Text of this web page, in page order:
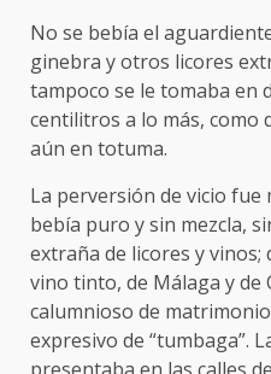
No se bebía el
ginebra y otros licores
tampoco se le tomaba en
centilitros a lo más, como
aún en totuma.
La perversión de vicio fue
bebía puro y sin mezcla,
extraña de licores y
vino tinto, de Málaga y
calumnioso de
expresivo de “tumbaga”.
presentaba en las calles